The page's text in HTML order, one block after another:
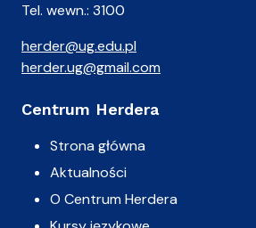
Tel. wewn.: 3100
herder@ug.edu.pl
herder.ug@gmail.com
Centrum Herdera
Strona główna
Aktualności
O Centrum Herdera